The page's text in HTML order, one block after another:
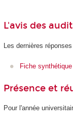
L'avis des
Les dernières
Fiche
Présence et
Pour l'année